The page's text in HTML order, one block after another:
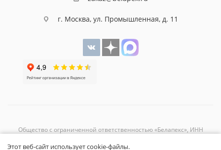
г. Москва, ул. Промышленная, д. 11
Общество с ограниченной ответственностью «Белапекс», ИНН
Этот веб-сайт использует cookie-файлы.